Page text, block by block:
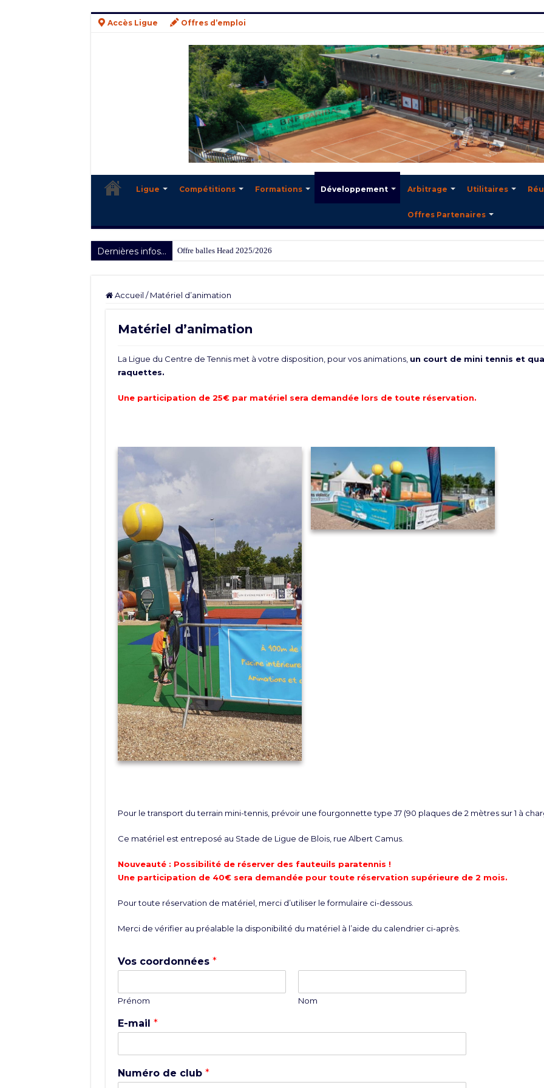
Accès Ligue Offres d’emploi
Ligue Compétitions Formations Développement Arbitrage Utilitaires
Offres Partenaires
Dernières infos... Offre balles Head 2025/2026
Accueil / Matériel d’animation
Matériel d’animation
La Ligue du Centre de Tennis met à votre disposition, pour vos animations, un court de mini tennis et
raquettes.
Une participation de 25€ par matériel sera demandée lors de toute réservation.
Pour le transport du terrain mini-tennis, prévoir une fourgonnette type J7 (90 plaques de 2 mètres sur 1 à
Ce matériel est entreposé au Stade de Ligue de Blois, rue Albert Camus.
Nouveauté : Possibilité de réserver des fauteuils paratennis !
Une participation de 40€ sera demandée pour toute réservation supérieure de 2 mois.
Pour toute réservation de matériel, merci d’utiliser le formulaire ci-dessous.
Merci de vérifier au préalable la disponibilité du matériel à l’aide du calendrier ci-après.
Vos coordonnées *
Prénom Nom
E-mail *
Numéro de club *